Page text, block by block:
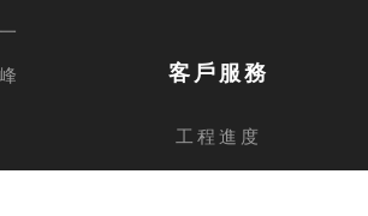
客戶服務
工程進度